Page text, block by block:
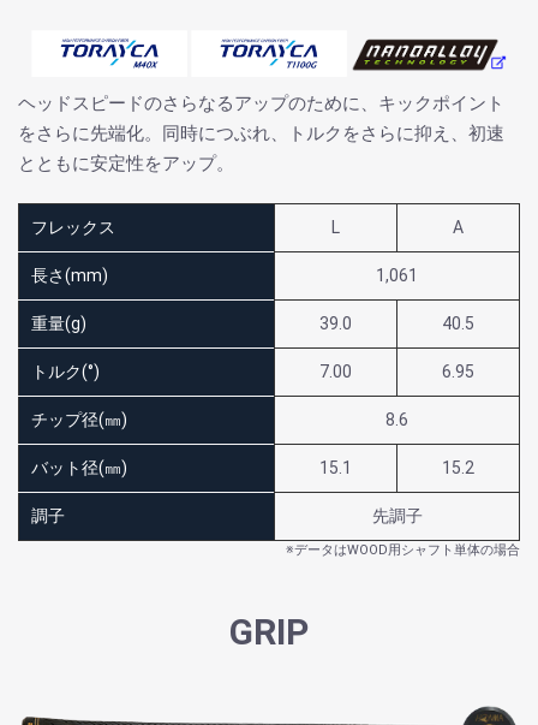
ヘッドスピードのさらなるアップのために、キックポイント
をさらに先端化。同時につぶれ、トルクをさらに抑え、初速
とともに安定性をアップ。
フレックス L A
長さ(mm) 1,061
重量(g) 39.0 40.5
トルク(°) 7.00 6.95
チップ径(㎜) 8.6
バット径(㎜) 15.1 15.2
調子 先調子
※データはWOOD用シャフト単体の場合
GRIP